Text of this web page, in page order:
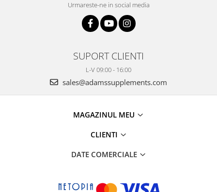
Urmareste-ne in social media
SUPORT CLIENTI
L-V 09:00 - 16:00
sales@adamssupplements.com
MAGAZINUL MEU
CLIENTI
DATE COMERCIALE